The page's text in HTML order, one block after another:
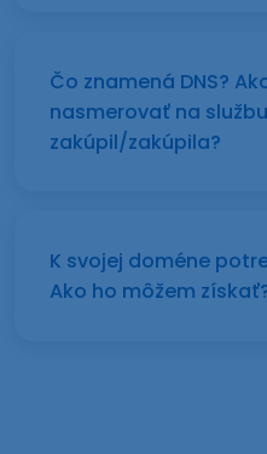
Čo znamená DNS?
nasmerovať na
zakúpil/zakúpila?
K svojej doméne
Ako ho môžem